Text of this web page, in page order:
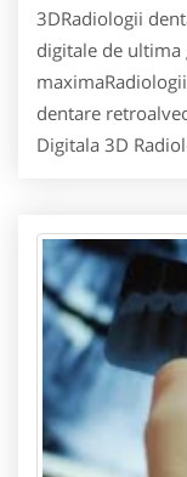
3DRadiologii
digitale de ultima
dentare
Digitala 3D